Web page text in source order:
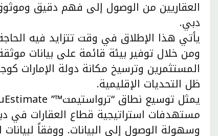
العقاريين من الوصول إلى فهم دقيق
دبي.
يأتي هذا الإطلاق في وقت تتزايد فيه
ومن خلال توفير بيئة قائمة على بيانات
المستثمرين وترسيخ مكانة دولة الإمارات
ظل التحديات الإقليمية.